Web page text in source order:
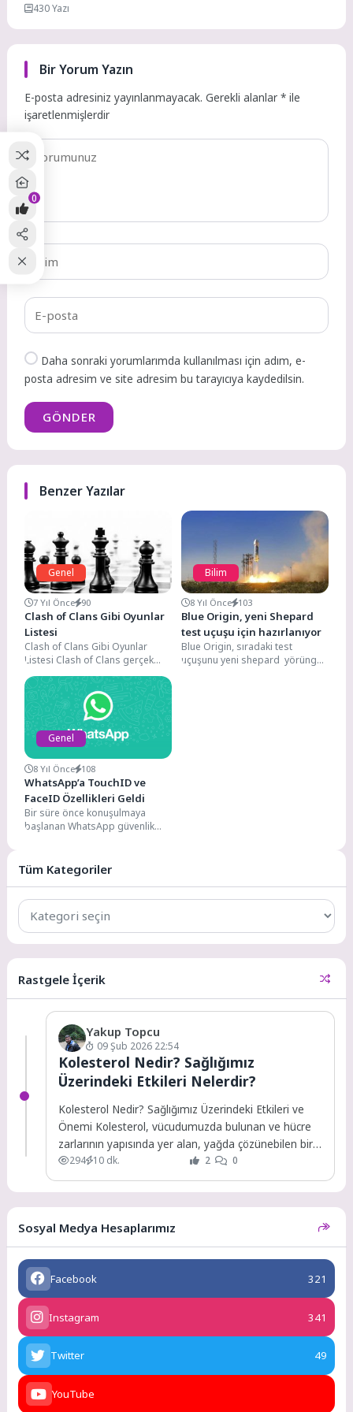
430 Yazı
Bir Yorum Yazın
E-posta adresiniz yayınlanmayacak. Gerekli alanlar* ile
işaretlenmişlerdir
Daha sonraki yorumlarımda kullanılması için adım, e-
posta adresim ve site adresim bu tarayıcıya kaydedilsin.
GÖNDER
Benzer Yazılar
Genel
7 Yıl Önce 90
Clash of Clans Gibi Oyunlar
Listesi
Clash of Clans Gibi Oyunlar
Listesi Clash of Clans gerçek
zamanlı en iyi strateji oyundur....
Bilim
8 Yıl Önce 103
Blue Origin, yeni Shepard
test uçuşu için hazırlanıyor
Blue Origin, sıradaki test
uçuşunu yeni shepard yörünge
Genel
8 Yıl Önce 108
WhatsApp’a TouchID ve
FaceID Özellikleri Geldi
Bir süre önce konuşulmaya
başlanan WhatsApp güvenlik
Tüm Kategoriler
Tüm
Kategoriler
Rastgele İçerik
Yakup Topcu
09 Şub 2026 22:54
Kolesterol Nedir? Sağlığımız
Üzerindeki Etkileri Nelerdir?
Kolesterol Nedir? Sağlığımız Üzerindeki Etkileri ve
Önemi Kolesterol, vücudumuzda bulunan ve hücre
zarlarının yapısında yer alan, yağda çözünebilen bir
madde...
294 10 dk. 2 0
Sosyal Medya Hesaplarımız
Facebook 321
Instagram 341
Twitter 49
YouTube
0